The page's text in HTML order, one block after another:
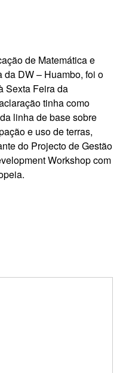
de Matemática e
da DW – Huambo, foi o
Sexta Feira da
tinha como
linha de base sobre
e uso de terras,
do Projecto de Gestão
Workshop com